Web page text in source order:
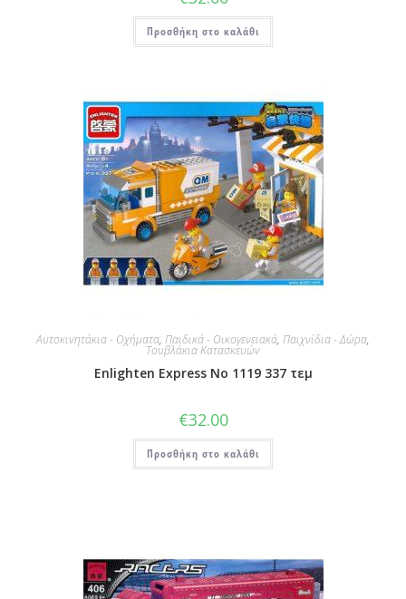
Προσθήκη στο καλάθι
Αυτοκινητάκια - Οχήματα, Παιδικά - Οικογενειακά, Παιχνίδια - Δώρα,
Τουβλάκια Κατασκευών
Enlighten Express No 1119 337 τεμ
€32.00
Προσθήκη στο καλάθι